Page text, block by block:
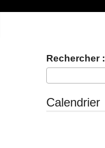
Rechercher :
Calendrier